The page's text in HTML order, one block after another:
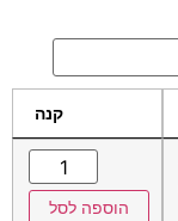
קנה
הוספה לסל